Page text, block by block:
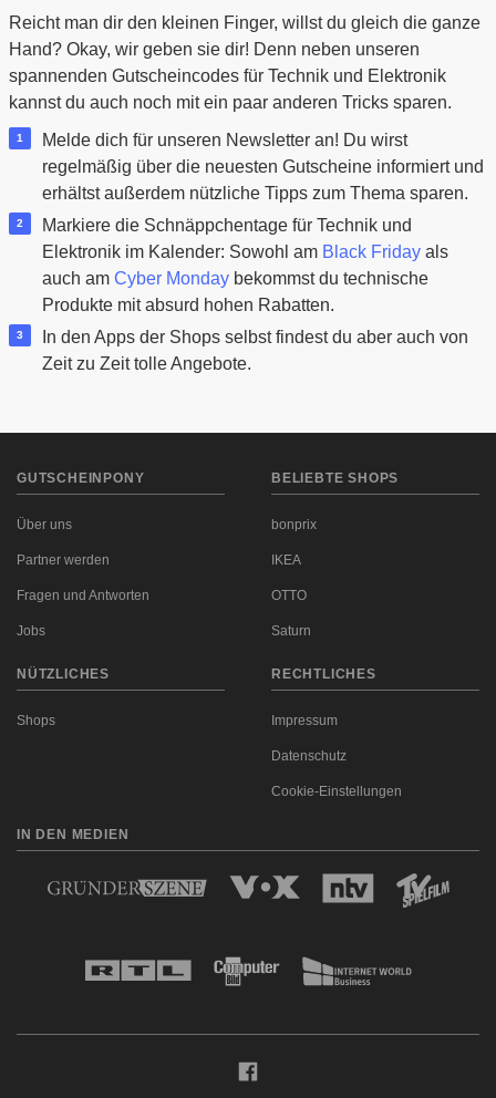
Reicht man dir den kleinen Finger, willst du gleich die ganze
Hand? Okay, wir geben sie dir! Denn neben unseren
spannenden Gutscheincodes für Technik und Elektronik
kannst du auch noch mit ein paar anderen Tricks sparen.
Melde dich für unseren Newsletter an! Du wirst
regelmäßig über die neuesten Gutscheine informiert und
erhältst außerdem nützliche Tipps zum Thema sparen.
Markiere die Schnäppchentage für Technik und
Elektronik im Kalender: Sowohl am Black Fridayals
auch am Cyber Mondaybekommst du technische
Produkte mit absurd hohen Rabatten.
In den Apps der Shops selbst findest du aber auch von
Zeit zu Zeit tolle Angebote.
GUTSCHEINPONY
Über uns
Partner werden
Fragen und Antworten
Jobs
BELIEBTE SHOPS
bonprix
IKEA
OTTO
Saturn
NÜTZLICHES
Shops
RECHTLICHES
Impressum
Datenschutz
Cookie-Einstellungen
IN DEN MEDIEN